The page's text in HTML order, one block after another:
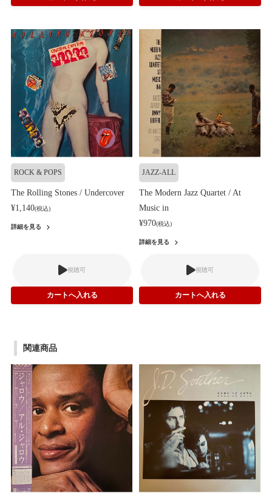
ROCK & POPS
The Rolling Stones / Undercover
¥1,140(税込)
詳細を見る
視聴可
JAZZ-ALL
The Modern Jazz Quartet / At
Music in
¥970(税込)
詳細を見る
視聴可
関連商品